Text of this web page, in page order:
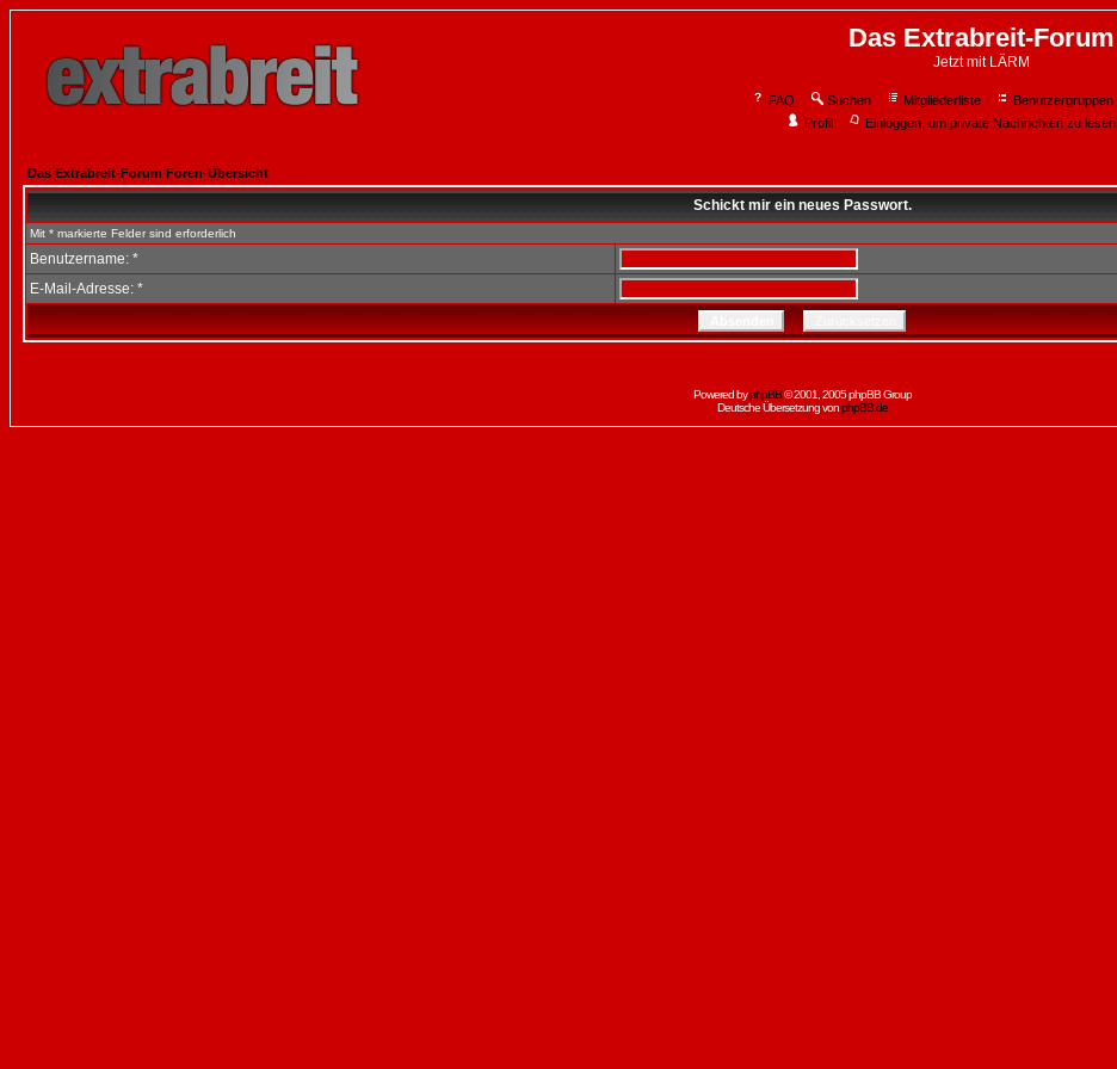
Das Extrabreit-Forum
Jetzt mit LÄRM
FAQ Suchen Mitgliederliste Benutzergruppen
Profil
Einloggen, um private Nachrichten zu lesen
Das Extrabreit-Forum Foren-Übersicht
Schickt mir ein neues Passwort.
Mit * markierte Felder sind erforderlich
Benutzername: *
E-Mail-Adresse: *
Powered byphpBB© 2001, 2005 phpBB Group
Deutsche Übersetzung vonphpBB.de